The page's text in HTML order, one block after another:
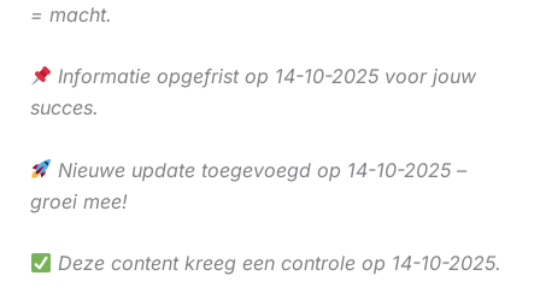
= macht.
Informatie opgefrist op 14-10-2025 voor jouw
succes.
Nieuwe update toegevoegd op 14-10-2025 –
groei mee!
Deze content kreeg een controle op 14-10-2025.